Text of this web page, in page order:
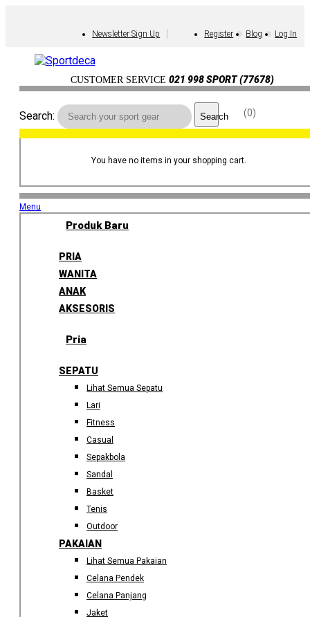
Newsletter Sign Up Register Blog Log In
CUSTOMER SERVICE 021 998 SPORT (77678)
0
Search: Search
You have no items in your shopping cart.
Menu
Produk Baru
PRIA
WANITA
ANAK
AKSESORIS
Pria
SEPATU
Lihat Semua Sepatu
Lari
Fitness
Casual
Sepakbola
Sandal
Basket
Tenis
Outdoor
PAKAIAN
Lihat Semua Pakaian
Celana Pendek
Celana Panjang
Jaket